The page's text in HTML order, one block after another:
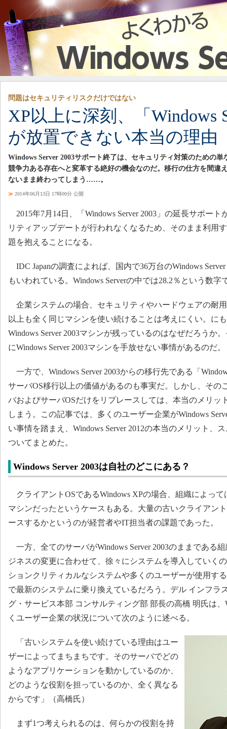
XP以上に深刻、「Windows
が放置できない本当の理由
問題はセキュリティリスクだけではない
Windows Server 2003サポート終了は、セキュリティ対策のための
競争力ある存在へと変革する絶好の機会なのだ。移行の仕方を間違
ないまま終わってしまう……。
≫ 2014年06月13日 17時00分 公開
2015年7月14日、「Windows Server 2003」の延長サポート
リティアップデートが行われなくなるため、そのまま利用
題を抱えることになる。
IDC Japanの調査によれば、国内で36万台のWindows
もいわれている。Windows Serverの中では28.2％という数字
企業システムの場合、セキュリティやハードウェアの耐
以上も全く同じマシンを使い続けることは考えにくい。に
Windows Server 2003マシンが残っているのはなぜだろうか
にWindows Server 2003マシンを手放せない事情があるのだ。
一方で、Windows Server 2003からの移行先である「
サーバOS移行以上の価値があるのも事実だ。しかし、その
バおよびサーバOSだけをリプレースしては、本当のメリッ
しまう。この記事では、多くのユーザー企業がWindows
い事情を踏まえ、Windows Server 2012の本当のメリット、
ついてまとめた。
Windows Server 2003は自社のどこにある？
クライアントOSであるWindows XPの場合、組織によって
マシンだったというケースもある。大量の古いクライアン
ースするかというのが経営者やIT担当者の課題であった。
一方、全てのサーバがWindows Server 2003のままである
ジネスの変更に合わせて、徐々にシステムを導入していく
ションクリティカルなシステムや多くのユーザーが使用す
で最新のシステムに乗り換えているだろう。デル インフラ
グ・サービス本部 コンサルティング部 部長の高橋 明氏は、
くユーザー企業の状況について次のように述べる。
「古いシステムを使い続けている理由はユー
ザーによってまちまちです。そのサーバでどの
ようなアプリケーションを動かしているのか、
どのような役割を担っているのか、全く異なる
からです」（高橋氏）
まず1つ考えられるのは、何らかの役割を持